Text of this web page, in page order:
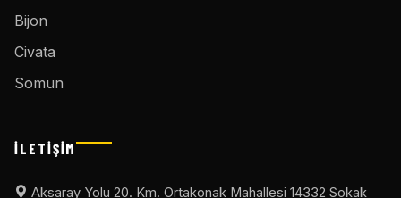
Bijon
Civata
Somun
İLETIŞIM
Aksaray Yolu 20. Km. Ortakonak Mahallesi 14332 Sokak